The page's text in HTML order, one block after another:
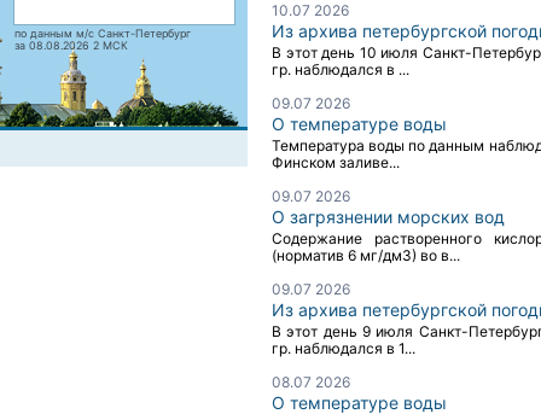
по данным м/с Санкт-Петербург
за 08.08.2026 2 МСК
10.07 2026
Из архива петербургской
В этот день 10 июля Санкт-
гр. наблюдался в ...
09.07 2026
О температуре воды
Температура воды по данным
Финском заливе...
09.07 2026
О загрязнении морских вод
Содержание растворенного
(норматив 6 мг/дм3) во в...
09.07 2026
Из архива петербургской
В этот день 9 июля Санкт-
гр. наблюдался в 1...
08.07 2026
О температуре воды